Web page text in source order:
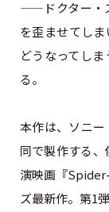
——ドクター・
を歪ませてし
どうなってし
る。
本作は、ソニ
同で製作する
演映画『
ズ最新作。第1